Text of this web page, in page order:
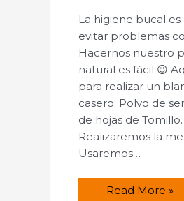
La higiene bucal
evitar problemas
Hacernos nuestro
natural es fácil 😉
para realizar un
casero: Polvo de
de hojas de
Realizaremos la
Usaremos…
¿Cómo
Read More »